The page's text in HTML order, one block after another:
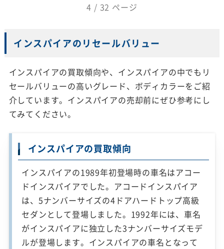
4 / 32 ページ
インスパイアのリセールバリュー
インスパイアの買取傾向や、インスパイアの中でもリ
セールバリューの高いグレード、ボディカラーをご紹
介しています。インスパイアの売却前にぜひ参考にし
てみてください。
インスパイアの買取傾向
インスパイアの1989年初登場時の車名はアコー
ドインスパイアでした。アコードインスパイア
は、5ナンバーサイズの4ドアハードトップ高級
セダンとして登場しました。1992年には、車名
がインスパイアに独立した3ナンバーサイズモデ
ルが登場します。インスパイアの車名となって